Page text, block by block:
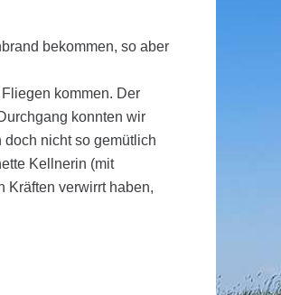
bekommen, so aber
kommen. Der
konnten wir
nicht so gemütlich
Kellnerin (mit
Kräften verwirrt haben,